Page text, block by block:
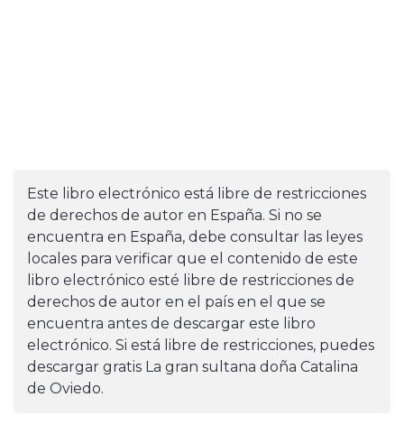
Este libro electrónico está libre de restricciones
de derechos de autor en España. Si no se
encuentra en España, debe consultar las leyes
locales para verificar que el contenido de este
libro electrónico esté libre de restricciones de
derechos de autor en el país en el que se
encuentra antes de descargar este libro
electrónico. Si está libre de restricciones, puedes
descargar gratis La gran sultana doña Catalina
de Oviedo.